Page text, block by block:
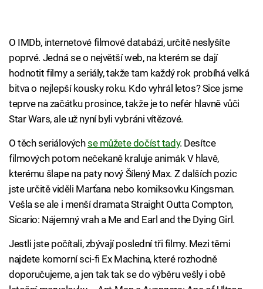
O IMDb, internetové filmové databázi, určitě neslyšíte
poprvé. Jedná se o největší web, na kterém se dají
hodnotit filmy a seriály, takže tam každý rok probíhá velká
bitva o nejlepší kousky roku. Kdo vyhrál letos? Sice jsme
teprve na začátku prosince, takže je to nefér hlavně vůči
Star Wars, ale už nyní byli vybráni vítězové.
O těch seriálovýchse můžete dočíst tady. Desítce
filmových potom nečekaně kraluje animák V hlavě,
kterému šlape na paty nový Šílený Max. Z dalších pozic
jste určitě viděli Marťana nebo komiksovku Kingsman.
Vešla se ale i menší dramata Straight Outta Compton,
Sicario: Nájemný vrah a Me and Earl and the Dying Girl.
Jestli jste počítali, zbývají poslední tři filmy. Mezi těmi
najdete komorní sci-fi Ex Machina, které rozhodně
doporučujeme, a jen tak tak se do výběru vešly i obě